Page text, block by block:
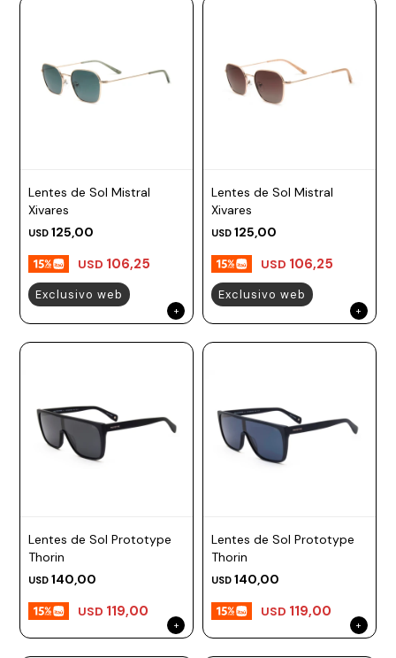
Lentes de Sol Mistral
Xivares
USD 125,00
USD 106,25
Exclusivo web
Lentes de Sol Mistral
Xivares
USD 125,00
USD 106,25
Exclusivo web
Lentes de Sol Prototype
Thorin
USD 140,00
USD 119,00
Lentes de Sol Prototype
Thorin
USD 140,00
USD 119,00